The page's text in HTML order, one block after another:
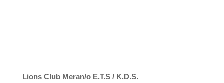
Lions Club Meran/o E.T.S / K.D.S.